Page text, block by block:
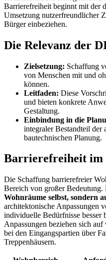
Barrierefreiheit beginnt mit der
Umsetzung nutzerfreundlicher
Bürger einbeziehen.
Die Relevanz der
Zielsetzung: Schaffung
von Menschen mit und
können.
Leitfaden: Diese
und bieten konkrete
Gestaltung.
Einbindung in die
integraler Bestandteil der
bautechnischen Planung.
Barrierefreiheit im
Die Schaffung barrierefreier
Bereich von großer Bedeutung.
Wohnräume selbst, sondern
architektonische Anpassungen
individuelle Bedürfnisse besser
Anpassungen beziehen sich
bei den Eingangspartien über
Treppenhäusern.